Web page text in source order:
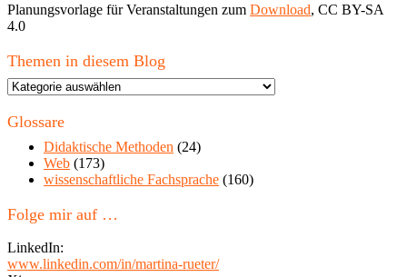
Planungsvorlage für Veranstaltungen zum Download, CC BY-SA
4.0
Themen in diesem Blog
Themen
diesem
Glossare
Didaktische Methoden (24)
Web (173)
wissenschaftliche Fachsprache (160)
Folge mir auf …
LinkedIn:
www.linkedin.com/in/martina-rueter/